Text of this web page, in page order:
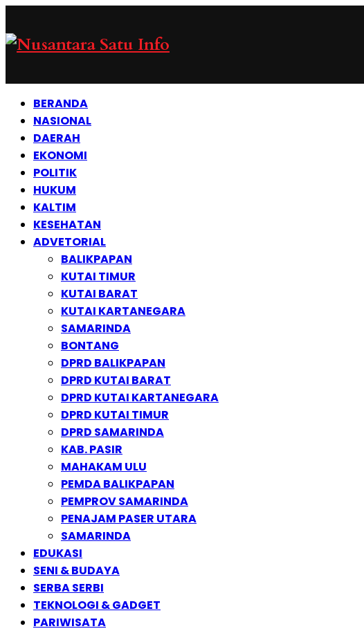
BERANDA
NASIONAL
DAERAH
EKONOMI
POLITIK
HUKUM
KALTIM
KESEHATAN
ADVETORIAL
BALIKPAPAN
KUTAI TIMUR
KUTAI BARAT
KUTAI KARTANEGARA
SAMARINDA
BONTANG
DPRD BALIKPAPAN
DPRD KUTAI BARAT
DPRD KUTAI KARTANEGARA
DPRD KUTAI TIMUR
DPRD SAMARINDA
KAB. PASIR
MAHAKAM ULU
PEMDA BALIKPAPAN
PEMPROV SAMARINDA
PENAJAM PASER UTARA
SAMARINDA
EDUKASI
SENI & BUDAYA
SERBA SERBI
TEKNOLOGI & GADGET
PARIWISATA